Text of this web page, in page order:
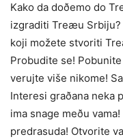
Kako da doðemo do
izgraditi Treæu
koji možete stvoriti
Probudite se!
verujte više nikome!
Interesi graðana neka
ima snage meðu
predrasuda! Otvorite